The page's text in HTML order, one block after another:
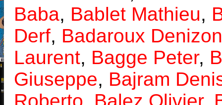
Baba, Bablet Mathieu,
Derf, Badaroux
Laurent, Bagge Peter,
Giuseppe, Bajram